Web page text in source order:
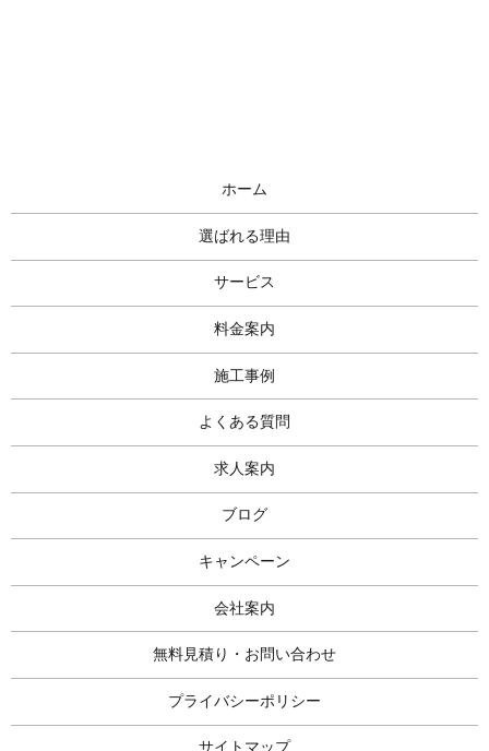
ホーム
選ばれる理由
サービス
料金案内
施工事例
よくある質問
求人案内
ブログ
キャンペーン
会社案内
無料見積り・お問い合わせ
プライバシーポリシー
サイトマップ